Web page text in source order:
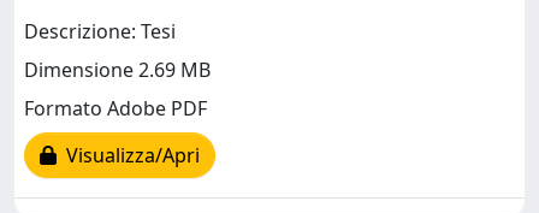
Descrizione: Tesi
Dimensione 2.69 MB
Formato Adobe PDF
Visualizza/Apri